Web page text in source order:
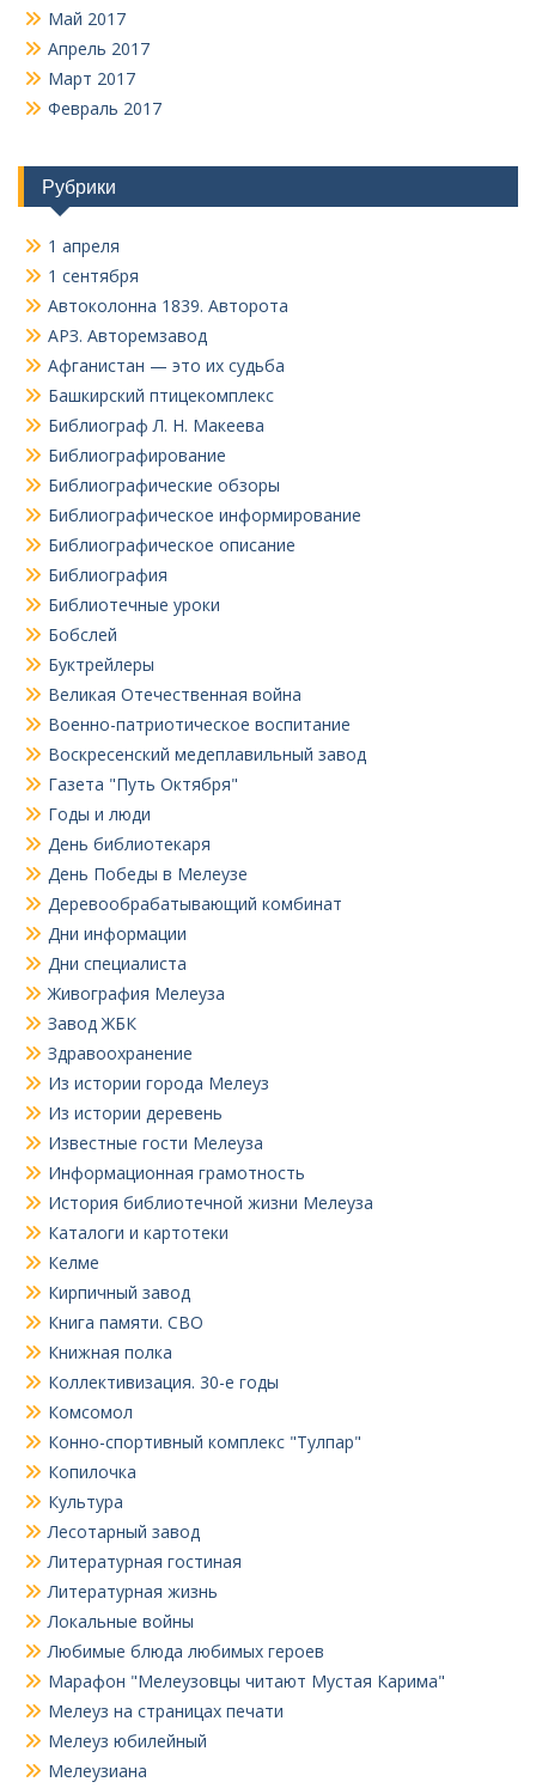
Май 2017
Апрель 2017
Март 2017
Февраль 2017
Рубрики
1 апреля
1 сентября
Автоколонна 1839. Авторота
АРЗ. Авторемзавод
Афганистан — это их судьба
Башкирский птицекомплекс
Библиограф Л. Н. Макеева
Библиографирование
Библиографические обзоры
Библиографическое информирование
Библиографическое описание
Библиография
Библиотечные уроки
Бобслей
Буктрейлеры
Великая Отечественная война
Военно-патриотическое воспитание
Воскресенский медеплавильный завод
Газета "Путь Октября"
Годы и люди
День библиотекаря
День Победы в Мелеузе
Деревообрабатывающий комбинат
Дни информации
Дни специалиста
Живография Мелеуза
Завод ЖБК
Здравоохранение
Из истории города Мелеуз
Из истории деревень
Известные гости Мелеуза
Информационная грамотность
История библиотечной жизни Мелеуза
Каталоги и картотеки
Келме
Кирпичный завод
Книга памяти. СВО
Книжная полка
Коллективизация. 30-е годы
Комсомол
Конно-спортивный комплекс "Тулпар"
Копилочка
Культура
Лесотарный завод
Литературная гостиная
Литературная жизнь
Локальные войны
Любимые блюда любимых героев
Марафон "Мелеузовцы читают Мустая Карима"
Мелеуз на страницах печати
Мелеуз юбилейный
Мелеузиана